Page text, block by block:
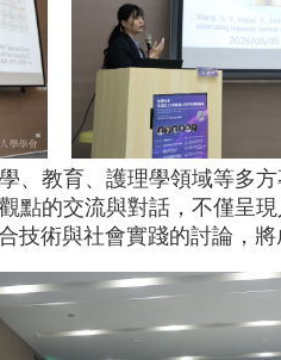
、教育、護理學領域等多
點的交流與對話，不僅呈
技術與社會實踐的討論，